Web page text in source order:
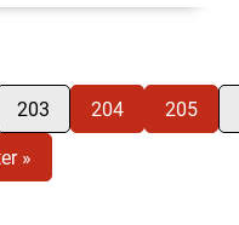
203 204 205
»